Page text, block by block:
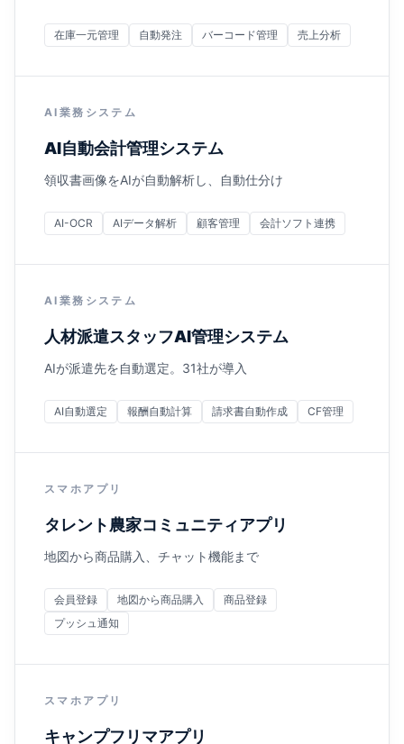
在庫一元管理 自動発注 バーコード管理 売上分析
AI業務システム
AI自動会計管理システム
領収書画像をAIが自動解析し、自動仕分け
AI-OCR AIデータ解析 顧客管理 会計ソフト連携
AI業務システム
人材派遣スタッフAI管理システム
AIが派遣先を自動選定。31社が導入
AI自動選定 報酬自動計算 請求書自動作成 CF管理
スマホアプリ
タレント農家コミュニティアプリ
地図から商品購入、チャット機能まで
会員登録 地図から商品購入
商品登録
プッシュ通知
スマホアプリ
キャンプフリマアプリ